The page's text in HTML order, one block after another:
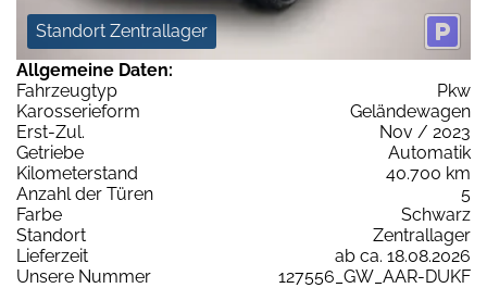
Standort Zentrallager
Allgemeine Daten:
Fahrzeugtyp
Pkw
Karosserieform
Geländewagen
Erst-Zul.
Nov / 2023
Getriebe
Automatik
Kilometerstand
40.700 km
Anzahl der Türen
5
Farbe
Schwarz
Standort
Zentrallager
Lieferzeit
ab ca. 18.08.2026
Unsere Nummer
127556_GW_AAR-DUKF